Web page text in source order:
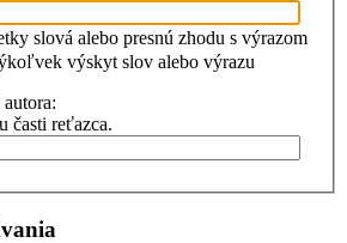
slová alebo presnú zhodu s výrazom
výskyt slov alebo výrazu
časti reťazca.